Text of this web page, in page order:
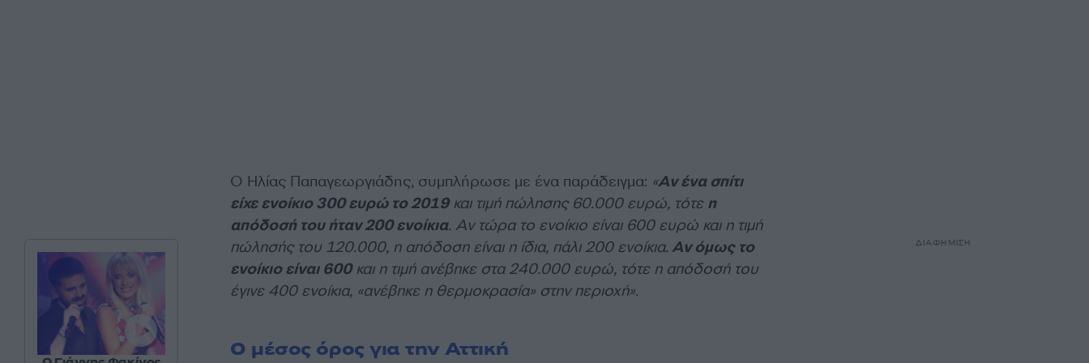
Ο Ηλίας Παπαγεωργιάδης, συμπλήρωσε με ένα παράδειγμα: «Αν ένα σπίτι
είχε ενοίκιο 300 ευρώ το 2019και τιμή πώλησης 60.000 ευρώ, τότε η
απόδοσή του ήταν 200 ενοίκια. Αν τώρα το ενοίκιο είναι 600 ευρώ και η τιμή
πώλησής του 120.000, η απόδοση είναι η ίδια, πάλι 200 ενοίκια. Αν όμως το
ενοίκιο είναι 600και η τιμή ανέβηκε στα 240.000 ευρώ, τότε η απόδοσή του
έγινε 400 ενοίκια, «ανέβηκε η θερμοκρασία» στην περιοχή».
Ο μέσος όρος για την Αττική
ΔΙΑΦΗΜΙΣΗ